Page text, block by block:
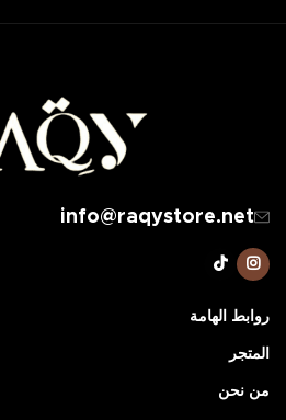
info@raqystore.net
روابط الهامة
المتجر
من نحن